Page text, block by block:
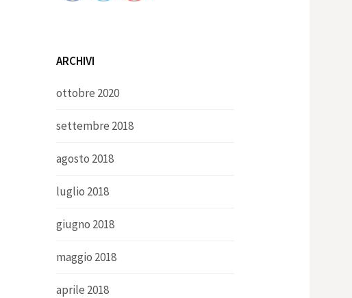
ARCHIVI
ottobre 2020
settembre 2018
agosto 2018
luglio 2018
giugno 2018
maggio 2018
aprile 2018